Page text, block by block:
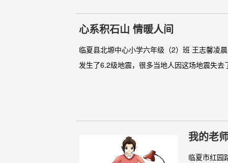
心系积石山 情暖人间
临夏县北塬中心小学六年级（2）班 王志馨凌
发生了6.2级地震，很多当地人因这场地震失
我的老
临夏市红园